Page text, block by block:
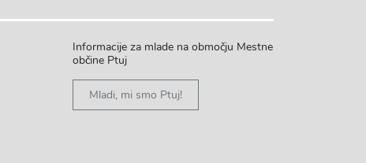
Informacije za mlade na območju Mestne
občine Ptuj
Mladi, mi smo Ptuj!